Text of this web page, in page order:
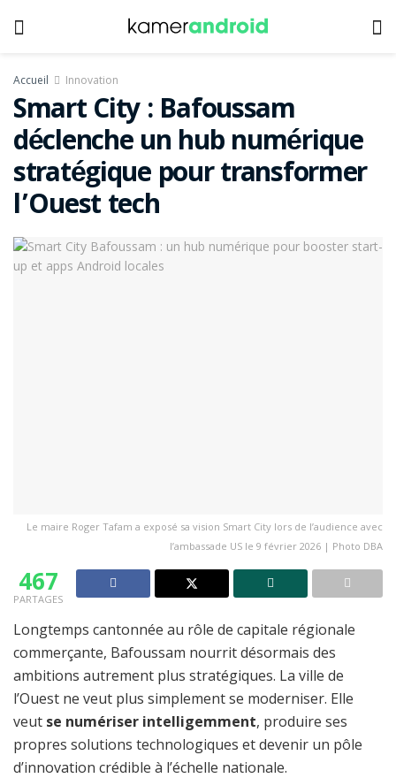
Accueil Innovation
Smart City : Bafoussam
déclenche un hub numérique
stratégique pour transformer
l’Ouest tech
Le maire Roger Tafam a exposé sa vision Smart City lors de l’audience avec
l’ambassade US le 9 février 2026 | Photo DBA
467
PARTAGES
Longtemps cantonnée au rôle de capitale régionale
commerçante, Bafoussam nourrit désormais des
ambitions autrement plus stratégiques. La ville de
l’Ouest ne veut plus simplement se moderniser. Elle
veut se numériser intelligemment, produire ses
propres solutions technologiques et devenir un pôle
d’innovation crédible à l’échelle nationale.